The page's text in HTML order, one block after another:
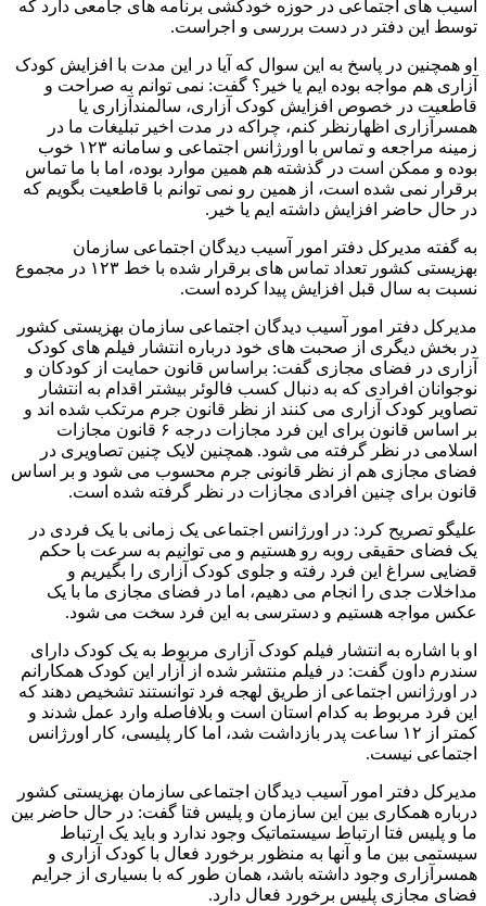
آسیب های اجتماعی در حوزه خودکشی برنامه های جامعی دارد که
توسط این دفتر در دست بررسی و اجراست.
او همچنین در پاسخ به این سوال که آیا در این مدت با افزایش کودک
آزاری هم مواجه بوده ایم یا خیر؟ گفت: نمی توانم به صراحت و
قاطعیت در خصوص افزایش کودک آزاری، سالمندآزاری یا
همسرآزاری اظهارنظر کنم، چراکه در مدت اخیر تبلیغات ما در
زمینه مراجعه و تماس با اورژانس اجتماعی و سامانه ۱۲۳ خوب
بوده و ممکن است در گذشته هم همین موارد بوده، اما با ما تماس
برقرار نمی شده است، از همین رو نمی توانم با قاطعیت بگویم که
در حال حاضر افزایش داشته ایم یا خیر.
به گفته مدیرکل دفتر امور آسیب دیدگان اجتماعی سازمان
بهزیستی کشور تعداد تماس های برقرار شده با خط ۱۲۳ در مجموع
نسبت به سال قبل افزایش پیدا کرده است.
مدیرکل دفتر امور آسیب دیدگان اجتماعی سازمان بهزیستی کشور
در بخش دیگری از صحبت های خود درباره انتشار فیلم های کودک
آزاری در فضای مجازی گفت: براساس قانون حمایت از کودکان و
نوجوانان افرادی که به دنبال کسب فالوئر بیشتر اقدام به انتشار
تصاویر کودک آزاری می کنند از نظر قانون جرم مرتکب شده اند و
بر اساس قانون برای این فرد مجازات درجه ۶ قانون مجازات
اسلامی در نظر گرفته می شود. همچنین لایک چنین تصاویری در
فضای مجازی هم از نظر قانونی جرم محسوب می شود و بر اساس
قانون برای چنین افرادی مجازات در نظر گرفته شده است.
علیگو تصریح کرد: در اورژانس اجتماعی یک زمانی با یک فردی در
یک فضای حقیقی روبه رو هستیم و می توانیم به سرعت با حکم
قضایی سراغ این فرد رفته و جلوی کودک آزاری را بگیریم و
مداخلات جدی را انجام می دهیم، اما در فضای مجازی ما با یک
عکس مواجه هستیم و دسترسی به این فرد سخت می شود.
او با اشاره به انتشار فیلم کودک آزاری مربوط به یک کودک دارای
سندرم داون گفت: در فیلم منتشر شده از آزار این کودک همکارانم
در اورژانس اجتماعی از طریق لهجه فرد توانستند تشخیص دهند که
این فرد مربوط به کدام استان است و بلافاصله وارد عمل شدند و
کمتر از ۱۲ ساعت پدر بازداشت شد، اما کار پلیسی، کار اورژانس
اجتماعی نیست.
مدیرکل دفتر امور آسیب دیدگان اجتماعی سازمان بهزیستی کشور
درباره همکاری بین این سازمان و پلیس فتا گفت: در حال حاضر بین
ما و پلیس فتا ارتباط سیستماتیک وجود ندارد و باید یک ارتباط
سیستمی بین ما و آنها به منظور برخورد فعال با کودک آزاری و
همسرآزاری وجود داشته باشد، همان طور که با بسیاری از جرایم
فضای مجازی پلیس برخورد فعال دارد.